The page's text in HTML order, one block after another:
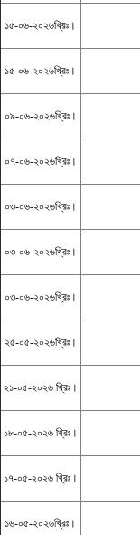
১৫-০৬-২০২৬খ্রিঃ।
১৫-০৬-২০২৬খ্রিঃ।
০৯-০৬-২০২৬খ্রিঃ।
০৭-০৬-২০২৬খ্রিঃ।
০৩-০৬-২০২৬খ্রিঃ।
০৩-০৬-২০২৬খ্রিঃ।
০৩-০৬-২০২৬খ্রিঃ।
২৫-০৫-২০২৬খ্রিঃ।
২১-০৫-২০২৬ খ্রিঃ।
১৮-০৫-২০২৬ খ্রিঃ।
১৭-০৫-২০২৬ খ্রিঃ।
১৬-০৫-২০২৬খ্রিঃ।